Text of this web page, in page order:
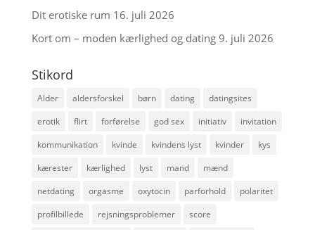
Dit erotiske rum 16. juli 2026
Kort om – moden kærlighed og dating 9. juli 2026
Stikord
Alder aldersforskel børn dating
datingsites
erotik
flirt forførelse god sex initiativ
invitation
kommunikation
kvinde kvindens lyst kvinder
kys
kærester
kærlighed lyst mand
mænd
netdating
orgasme oxytocin parforhold
polaritet
profilbillede
rejsningsproblemer
score